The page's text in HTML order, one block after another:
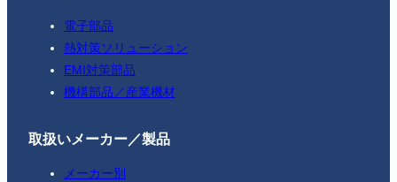
電子部品
熱対策ソリューション
EMI対策部品
機構部品／産業機材
取扱いメーカー／製品
メーカー別